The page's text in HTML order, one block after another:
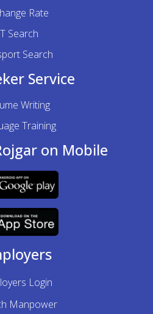
Rate
Search
Search
Service
Writing
Training
on Mobile
Login
Manpower